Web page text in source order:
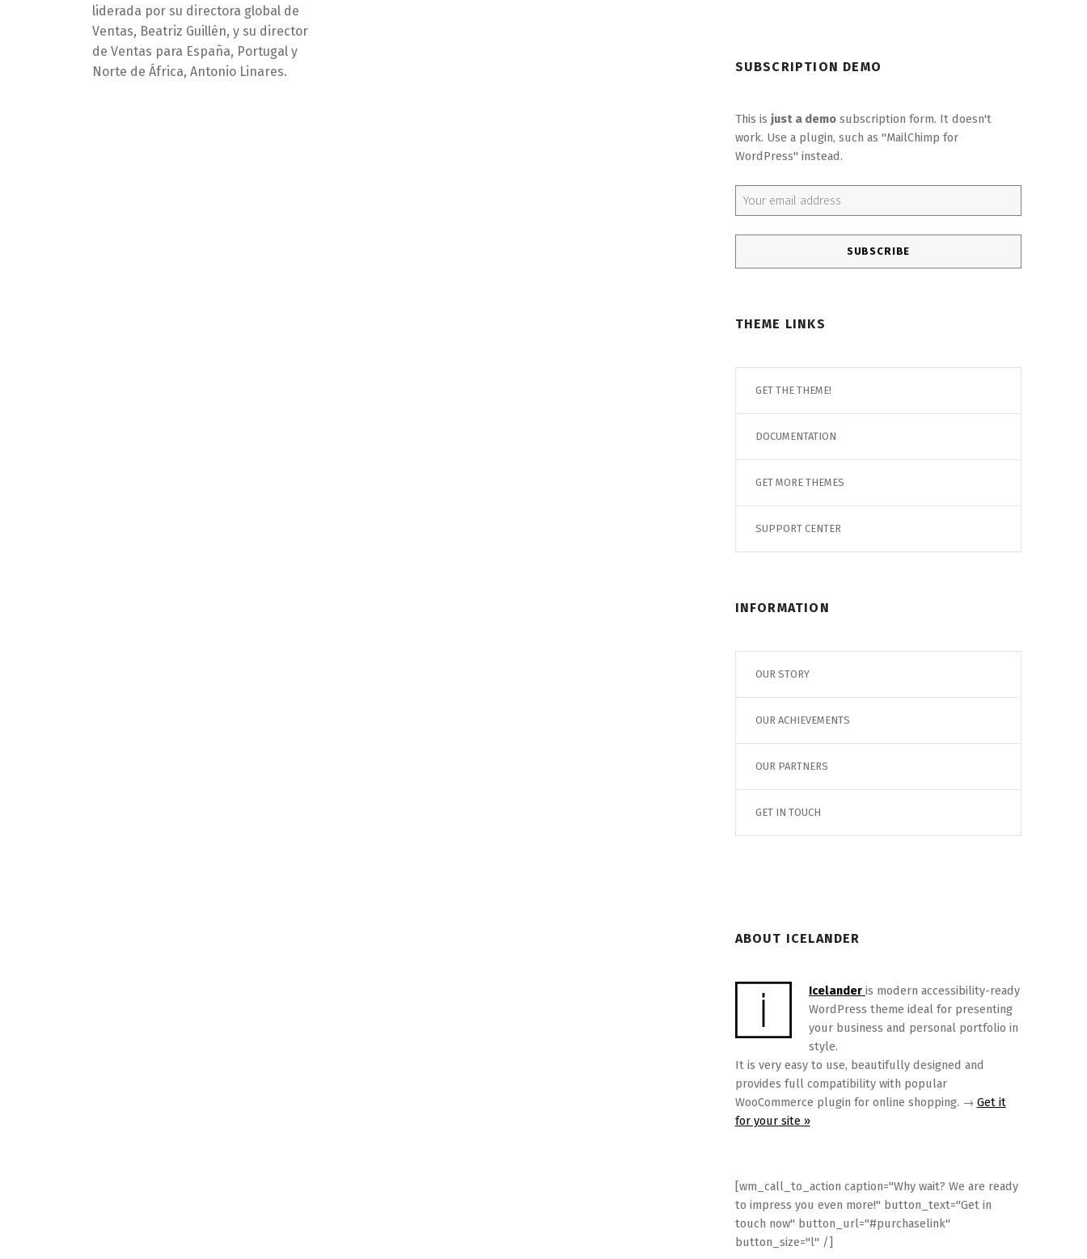
liderada por su directora global de
Ventas, Beatriz Guillén, y su director
de Ventas para España, Portugal y
Norte de África, Antonio Linares.
SUBSCRIPTION DEMO
This is just a demosubscription form. It doesn't
work. Use a plugin, such as "MailChimp for
WordPress" instead.
Email address:
THEME LINKS
GET THE THEME!
DOCUMENTATION
GET MORE THEMES
SUPPORT CENTER
INFORMATION
OUR STORY
OUR ACHIEVEMENTS
OUR PARTNERS
GET IN TOUCH
ABOUT ICELANDER
Icelander is modern accessibility-ready
WordPress theme ideal for presenting
your business and personal portfolio in
style.
It is very easy to use, beautifully designed and
provides full compatibility with popular
WooCommerce plugin for online shopping. → Get it
for your site »
[wm_call_to_action caption="Why wait? We are ready
to impress you even more!" button_text="Get in
touch now" button_url="#purchaselink"
button_size="l" /]